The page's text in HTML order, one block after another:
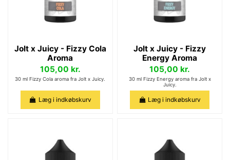
Jolt x Juicy - Fizzy Cola
Aroma
105,00 kr.
30 ml Fizzy Cola aroma fra Jolt x Juicy.
Læg i indkøbskurv
Jolt x Juicy - Fizzy
Energy Aroma
105,00 kr.
30 ml Fizzy Energy aroma fra Jolt x
Juicy.
Læg i indkøbskurv